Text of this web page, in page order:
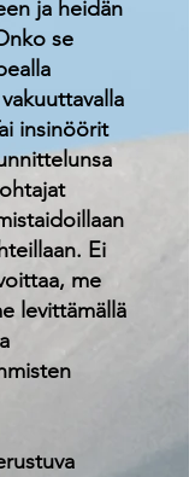
ja heidän
se
insinöörit
Ei
me
levittämällä